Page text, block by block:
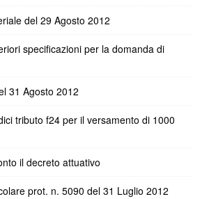
del 29 Agosto 2012
specificazioni per la domanda di
31 Agosto 2012
tributo f24 per il versamento di 1000
il decreto attuativo
prot. n. 5090 del 31 Luglio 2012